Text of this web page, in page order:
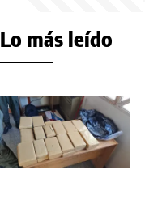
Lo más leído